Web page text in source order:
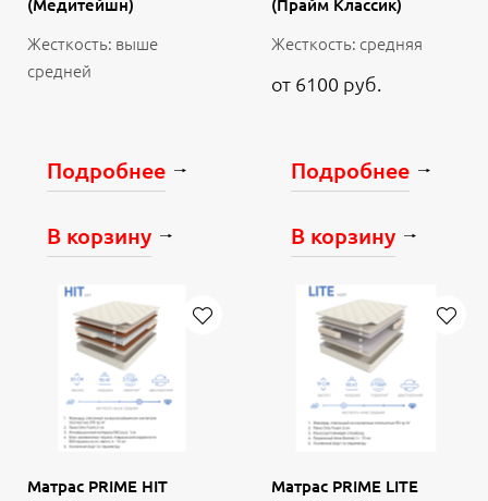
(Медитейшн)
Жесткость: выше
средней
Подробнее
В корзину
(Прайм Классик)
Жесткость: средняя
от 6100 руб.
Подробнее
В корзину
Матрас PRIME HIT
Матрас PRIME LITE